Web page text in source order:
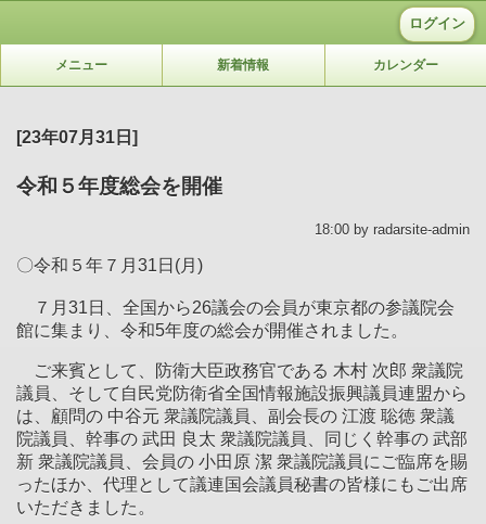
ログイン
メニュー 新着情報 カレンダー
[23年07月31日]
令和５年度総会を開催
18:00 by radarsite-admin
〇令和５年７月 31 日 (月 )
７月 31 日、全国から26議会の会員が東京都の参議院会
館に集まり、令和5年度の総会が開催されました。
ご来賓として、防衛大臣政務官である 木村 次郎 衆議院
議員、そして自民党防衛省全国情報施設振興議員連盟から
は、顧問の 中谷元 衆議院議員、副会長の 江渡 聡徳 衆議
院議員、幹事の 武田 良太 衆議院議員、同じく幹事の 武部
新 衆議院議員、会員の 小田原 潔 衆議院議員にご臨席を賜
ったほか、代理として議連国会議員秘書の皆様にもご出席
いただきました。